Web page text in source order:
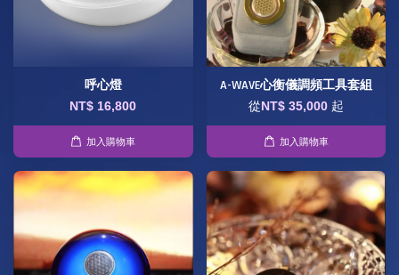
呼心燈
NT$ 16,800
加入購物車
A-WAVE心衡儀調頻工具套組
從NT$ 35,000 起
加入購物車